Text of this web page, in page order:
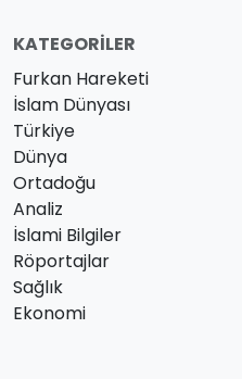
KATEGORILER
Furkan Hareketi
İslam Dünyası
Türkiye
Dünya
Ortadoğu
Analiz
İslami Bilgiler
Röportajlar
Sağlık
Ekonomi